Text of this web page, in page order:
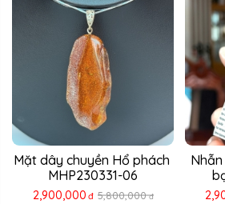
Mặt dây chuyền Hổ phách
MHP230331-06
2,900,000 đ 5,800,000 đ